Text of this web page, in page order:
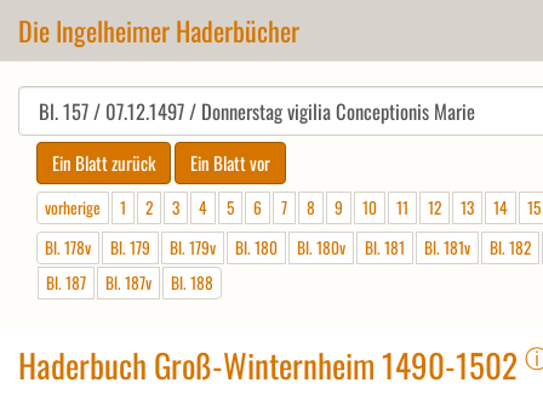
Die Ingelheimer Haderbücher
vorherige 1 2 3 4 5 6 7 8 9 10 11 12 13 14
15
Bl. 178v
Bl. 179 Bl. 179v Bl. 180 Bl. 180v Bl. 181 Bl. 181v
Bl. 182
Bl. 187
Bl. 187v Bl. 188
Haderbuch Groß-Winternheim 1490-1502